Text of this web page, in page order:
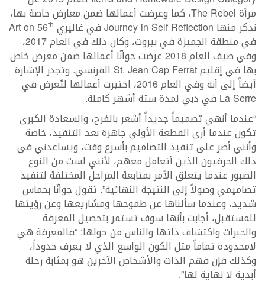
مرآة The Rebel، كما وعرضت أعمالها ضمن معارض خاصة بها،
نذكر منها Journey in Self Reflection في غاليري Art on 56 th
في منطقة الجميزة في بيروت، وكان ذلك في العام 2017،
وفي صيف العام 2018 عرضت جوانّا أعمالها ضمن معرض خاص
بها في إقليم St. Jean Cap Ferrat الفرنسي. وتجدر الإشارة
أيضاً إلى أنه وفي العام 2016، اختيرت أعمالها لتُعرض في
La Serre في دبي لمدة ستة أشهر كاملة.
“عندما أنهي تصميماً جديداً أشعر بالفرح، والسعادة الكبرى
تكون عندما أرى القطعة الأولى جاهزة بعد التنفيذ، خاصة
وأنني أصر على تنفيذ التصاميم بأسرع وقت، ويساعدني في
ذلك الحرفيون الذين أتعامل معهم، لأنني لست من النوع
الصبور عندما يتعلق الأمر بمتابعة المراحل المختلفة لتنفيذ
تصاميمي وصولاً إلى النتيجة النهائية”. تقول جوانّا بحماس
شديد، وعندما سألناها عن طموحها ومشاريعها وعن رؤيتها
للمستقبل، أجابت بأنها سوف تستمر بتحصيل المعرفة
والخبرات واكتشاف ذاتها والناس من حولها: “فالمعرفة هي
لامحدودة تماماً مثل الكون الواسع الذي لا يعرف حدوداً،
وكذلك فإن فهم الذات والأشخاص الآخرين هو بمثابة رحلة
أبدية لا نهاية لها”.